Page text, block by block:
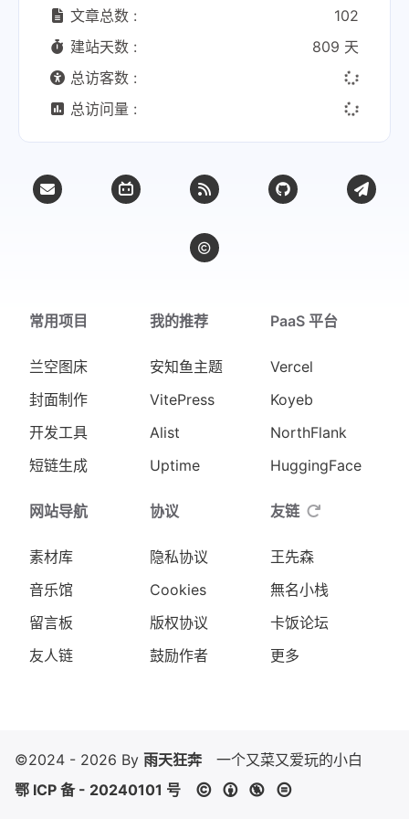
文章总数 :
102
建站天数 :
809 天
总访客数 :
总访问量 :
常用项目
兰空图床
封面制作
开发工具
短链生成
我的推荐
安知鱼主题
VitePress
Alist
Uptime
PaaS 平台
Vercel
Koyeb
NorthFlank
HuggingFace
网站导航
素材库
音乐馆
留言板
友人链
协议
隐私协议
Cookies
版权协议
鼓励作者
友链
王先森
無名小栈
卡饭论坛
更多
©2024 - 2026 By 雨天狂奔
一个又菜又爱玩的小白
鄂 ICP 备 - 20240101 号